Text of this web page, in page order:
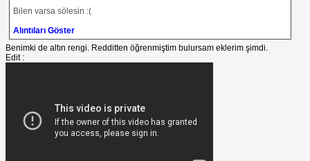
Bilen varsa sölesin :(
Alıntıları Göster
Benimki de altın rengi. Redditten öğrenmiştim bulursam eklerim şimdi.
Edit :